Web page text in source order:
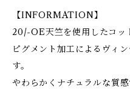
【INFORMATION】
20/-OE天竺を使用したコッ
ピグメント加工によるヴィ
す。
やわらかくナチュラルな質